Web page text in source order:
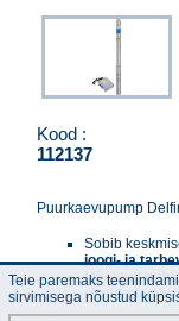
Kood :
112137
Puurkaevupump
Sobib
joogi- ja
Mõeldud
sisaldada
Teie paremaks
sirvimisega nõustud